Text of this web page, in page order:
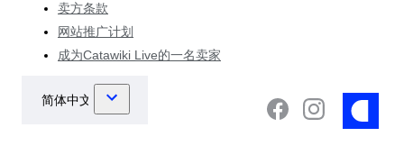
卖方条款
网站推广计划
成为Catawiki Live的一名卖家